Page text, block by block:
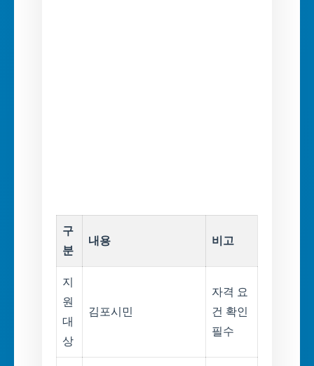
구
분
내용 비고
지
원
대
상
김포시민
자격 요
건 확인
필수